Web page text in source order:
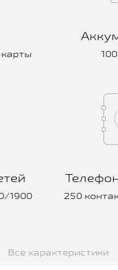
1900 250
Все характеристики